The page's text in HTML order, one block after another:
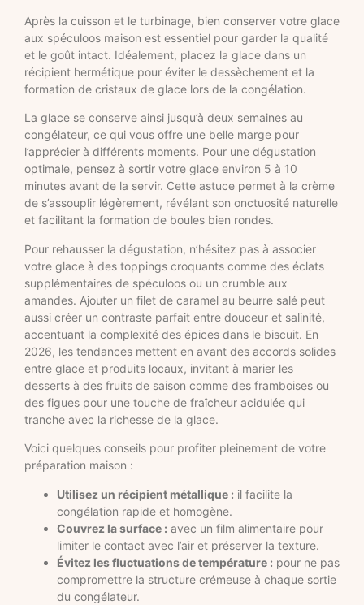
Après la cuisson et le turbinage, bien conserver votre glace
aux spéculoos maison est essentiel pour garder la qualité
et le goût intact. Idéalement, placez la glace dans un
récipient hermétique pour éviter le dessèchement et la
formation de cristaux de glace lors de la congélation.
La glace se conserve ainsi jusqu’à deux semaines au
congélateur, ce qui vous offre une belle marge pour
l’apprécier à différents moments. Pour une dégustation
optimale, pensez à sortir votre glace environ 5 à 10
minutes avant de la servir. Cette astuce permet à la crème
de s’assouplir légèrement, révélant son onctuosité naturelle
et facilitant la formation de boules bien rondes.
Pour rehausser la dégustation, n’hésitez pas à associer
votre glace à des toppings croquants comme des éclats
supplémentaires de spéculoos ou un crumble aux
amandes. Ajouter un filet de caramel au beurre salé peut
aussi créer un contraste parfait entre douceur et salinité,
accentuant la complexité des épices dans le biscuit. En
2026, les tendances mettent en avant des accords solides
entre glace et produits locaux, invitant à marier les
desserts à des fruits de saison comme des framboises ou
des figues pour une touche de fraîcheur acidulée qui
tranche avec la richesse de la glace.
Voici quelques conseils pour profiter pleinement de votre
préparation maison :
Utilisez un récipient métallique : il facilite la
congélation rapide et homogène.
Couvrez la surface : avec un film alimentaire pour
limiter le contact avec l’air et préserver la texture.
Évitez les fluctuations de température : pour ne pas
compromettre la structure crémeuse à chaque sortie
du congélateur.